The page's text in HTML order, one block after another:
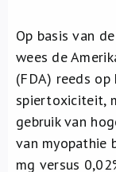
Op basis van
wees de
(FDA) reeds
spiertoxiciteit,
gebruik van
van myopathie
mg versus